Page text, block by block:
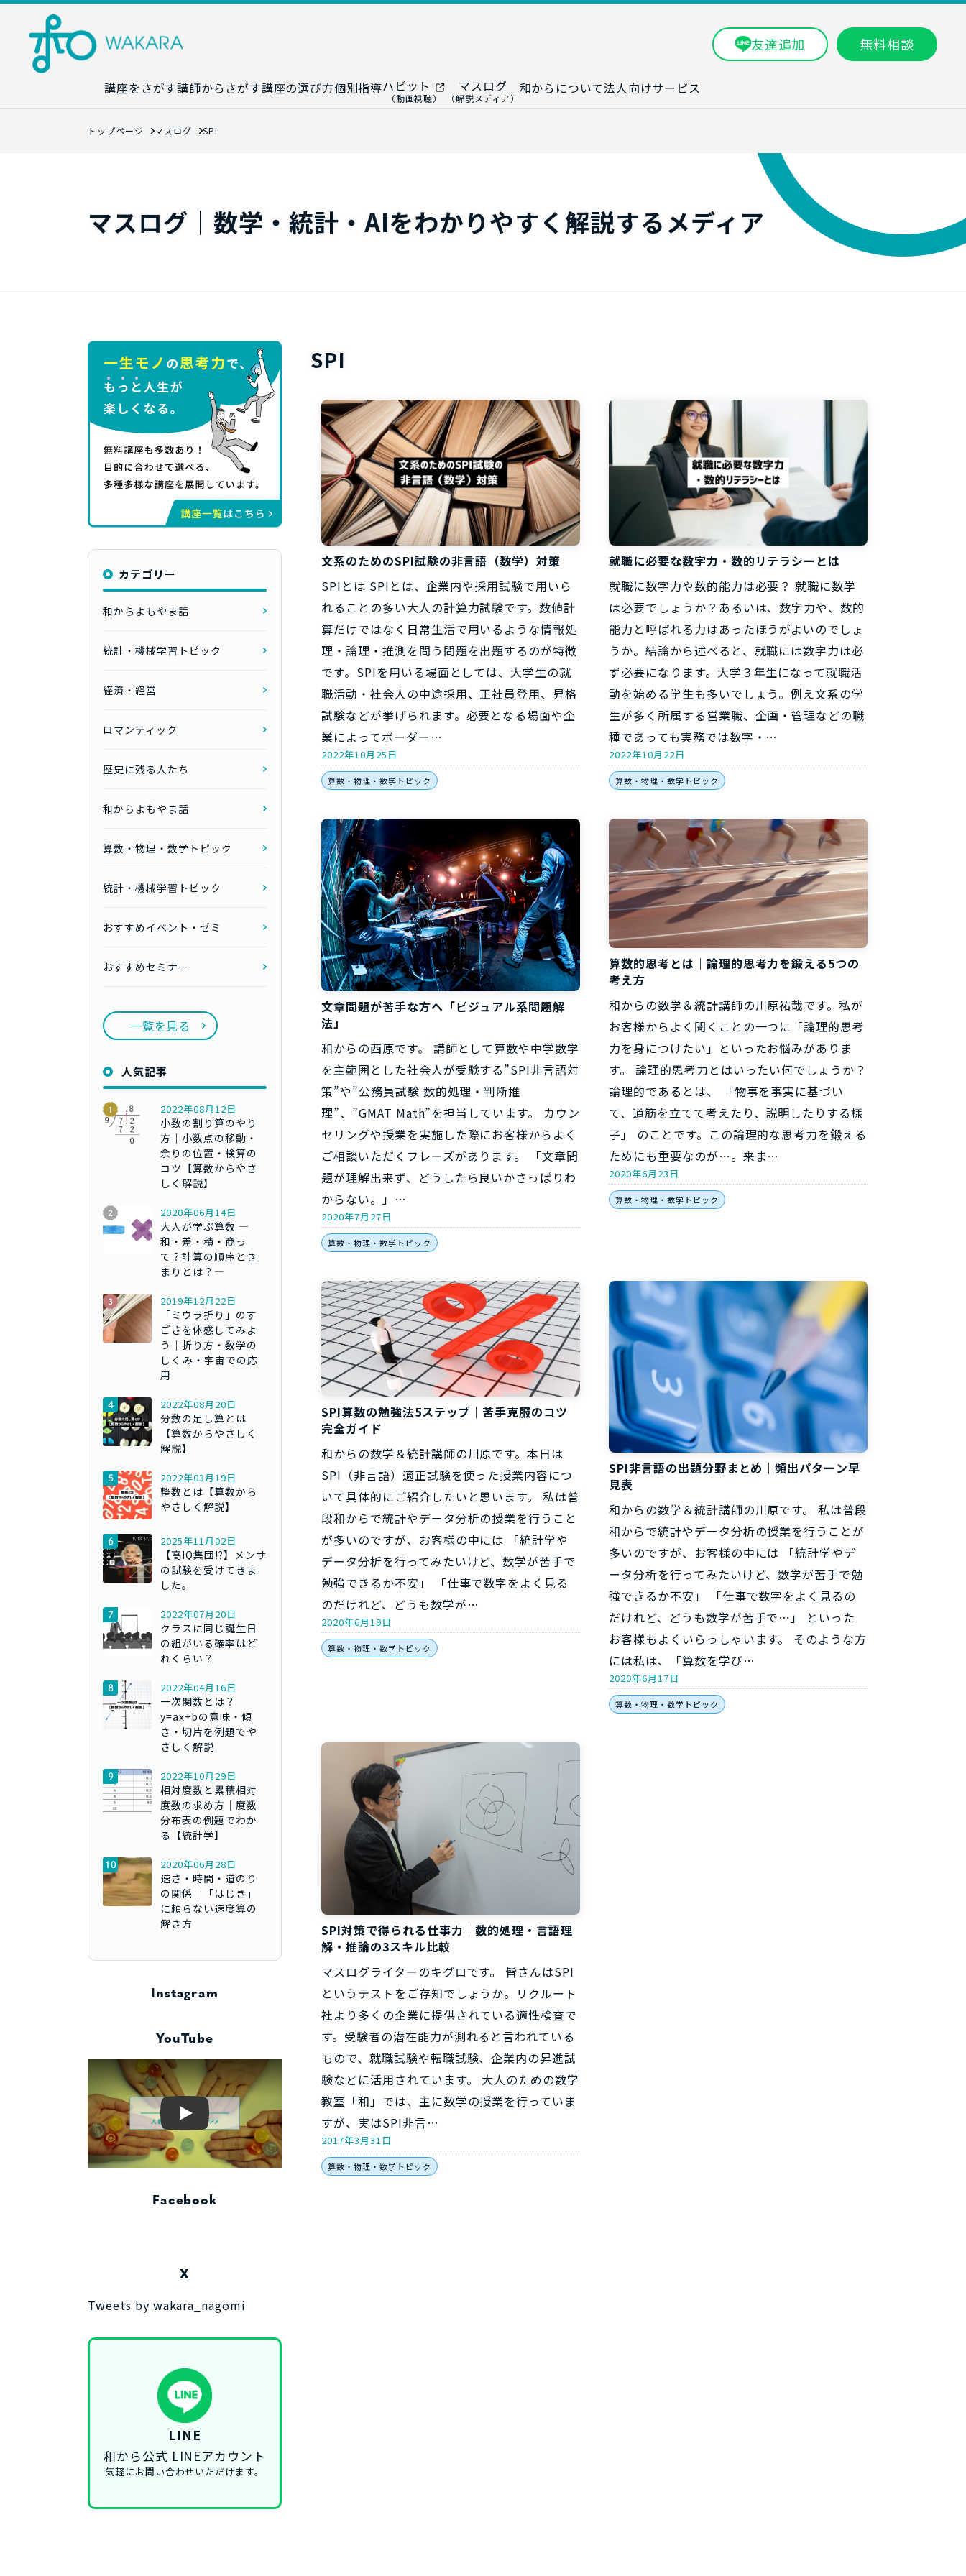
友達追加 無料相談
講座をさがす講師からさがす講座の選び方
数学講座マップ
個別指導
和からジュニア
（小・中学生）
ハビット
（動画視聴）
マスログ
（解説メディア）
和からについて法人向けサービス
修
AI顧問サービス
トップページ マスログ SPI
マスログ｜数学・統計・AIをわかりやすく解説するメディア
SPI
文系のためのSPI試験の非言語（数学）対策
SPIとは SPIとは、企業内や採用試験で用いら
れることの多い大人の計算力試験です。数値計
算だけではなく日常生活で用いるような情報処
理・論理・推測を問う問題を出題するのが特徴
です。SPIを用いる場面としては、大学生の就
職活動・社会人の中途採用、正社員登用、昇格
試験などが挙げられます。必要となる場面や企
業によってボーダー…
2022年10月25日
算数・物理・数学トピック
就職に必要な数字力・数的リテラシーとは
就職に数字力や数的能力は必要？ 就職に数学
は必要でしょうか？あるいは、数字力や、数的
能力と呼ばれる力はあったほうがよいのでしょ
うか。結論から述べると、就職には数字力は必
ず必要になります。大学３年生になって就職活
動を始める学生も多いでしょう。例え文系の学
生が多く所属する営業職、企画・管理などの職
種であっても実務では数字・…
2022年10月22日
算数・物理・数学トピック
文章問題が苦手な方へ「ビジュアル系問題解
法」
和からの西原です。 講師として算数や中学数学
を主範囲とした社会人が受験する”SPI非言語対
策”や”公務員試験 数的処理・判断推
理”、”GMAT Math”を担当しています。 カウン
セリングや授業を実施した際にお客様からよく
ご相談いただくフレーズがあります。 「文章問
題が理解出来ず、どうしたら良いかさっぱりわ
からない。」…
2020年7月27日
算数・物理・数学トピック
算数的思考とは｜論理的思考力を鍛える5つの
考え方
和からの数学＆統計講師の川原祐哉です。私が
お客様からよく聞くことの一つに「論理的思考
力を身につけたい」といったお悩みがありま
す。 論理的思考力とはいったい何でしょうか？
論理的であるとは、 「物事を事実に基づい
て、道筋を立てて考えたり、説明したりする様
子」 のことです。この論理的な思考力を鍛える
ためにも重要なのが…。来ま…
2020年6月23日
算数・物理・数学トピック
SPI算数の勉強法5ステップ｜苦手克服のコツ
完全ガイド
和からの数学＆統計講師の川原です。本日は
SPI（非言語）適正試験を使った授業内容につ
いて具体的にご紹介したいと思います。 私は普
段和からで統計やデータ分析の授業を行うこと
が多いのですが、お客様の中には 「統計学や
データ分析を行ってみたいけど、数学が苦手で
勉強できるか不安」 「仕事で数字をよく見る
のだけれど、どうも数学が…
2020年6月19日
算数・物理・数学トピック
SPI非言語の出題分野まとめ｜頻出パターン早
見表
和からの数学＆統計講師の川原です。 私は普段
和からで統計やデータ分析の授業を行うことが
多いのですが、お客様の中には 「統計学やデ
ータ分析を行ってみたいけど、数学が苦手で勉
強できるか不安」 「仕事で数字をよく見るの
だけれど、どうも数学が苦手で…」 といった
お客様もよくいらっしゃいます。 そのような方
には私は、「算数を学び…
2020年6月17日
算数・物理・数学トピック
SPI対策で得られる仕事力｜数的処理・言語理
解・推論の3スキル比較
マスログライターのキグロです。 皆さんはSPI
というテストをご存知でしょうか。リクルート
社より多くの企業に提供されている適性検査で
す。受験者の潜在能力が測れると言われている
もので、就職試験や転職試験、企業内の昇進試
験などに活用されています。 大人のための数学
教室「和」では、主に数学の授業を行っていま
すが、実はSPI非言…
2017年3月31日
算数・物理・数学トピック
カテゴリー
和からよもやま話
統計・機械学習トピック
経済・経営
ロマンティック
歴史に残る人たち
和からよもやま話
算数・物理・数学トピック
統計・機械学習トピック
おすすめイベント・ゼミ
おすすめセミナー
一覧を見る
人気記事
2022年08月12日
小数の割り算のやり
方｜小数点の移動・
余りの位置・検算の
コツ【算数からやさ
しく解説】
2020年06月14日
大人が学ぶ算数 ―
和・差・積・商っ
て？計算の順序とき
まりとは？―
2019年12月22日
「ミウラ折り」のす
ごさを体感してみよ
う｜折り方・数学の
しくみ・宇宙での応
用
2022年08月20日
分数の足し算とは
【算数からやさしく
解説】
2022年03月19日
整数とは【算数から
やさしく解説】
2025年11月02日
【高IQ集団!?】メンサ
の試験を受けてきま
した。
2022年07月20日
クラスに同じ誕生日
の組がいる確率はど
れくらい？
2022年04月16日
一次関数とは？
y=ax+bの意味・傾
き・切片を例題でや
さしく解説
2022年10月29日
相対度数と累積相対
度数の求め方｜度数
分布表の例題でわか
る【統計学】
2020年06月28日
速さ・時間・道のり
の関係｜「はじき」
に頼らない速度算の
解き方
Instagram
YouTube
Play
Facebook
X
Tweets by wakara_nagomi
LINE
和から公式 LINEアカウント
気軽にお問い合わせいただけます。